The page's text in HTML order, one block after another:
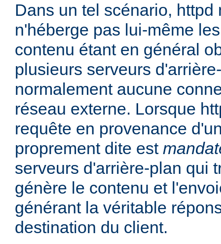
Dans un tel scénario, httpd
n'héberge pas lui-même
contenu étant en général
plusieurs serveurs
normalement aucune
réseau externe. Lorsque
requête en provenance
proprement dite est
serveurs d'arrière-plan qui
génère le contenu et
générant la véritable
destination du client.